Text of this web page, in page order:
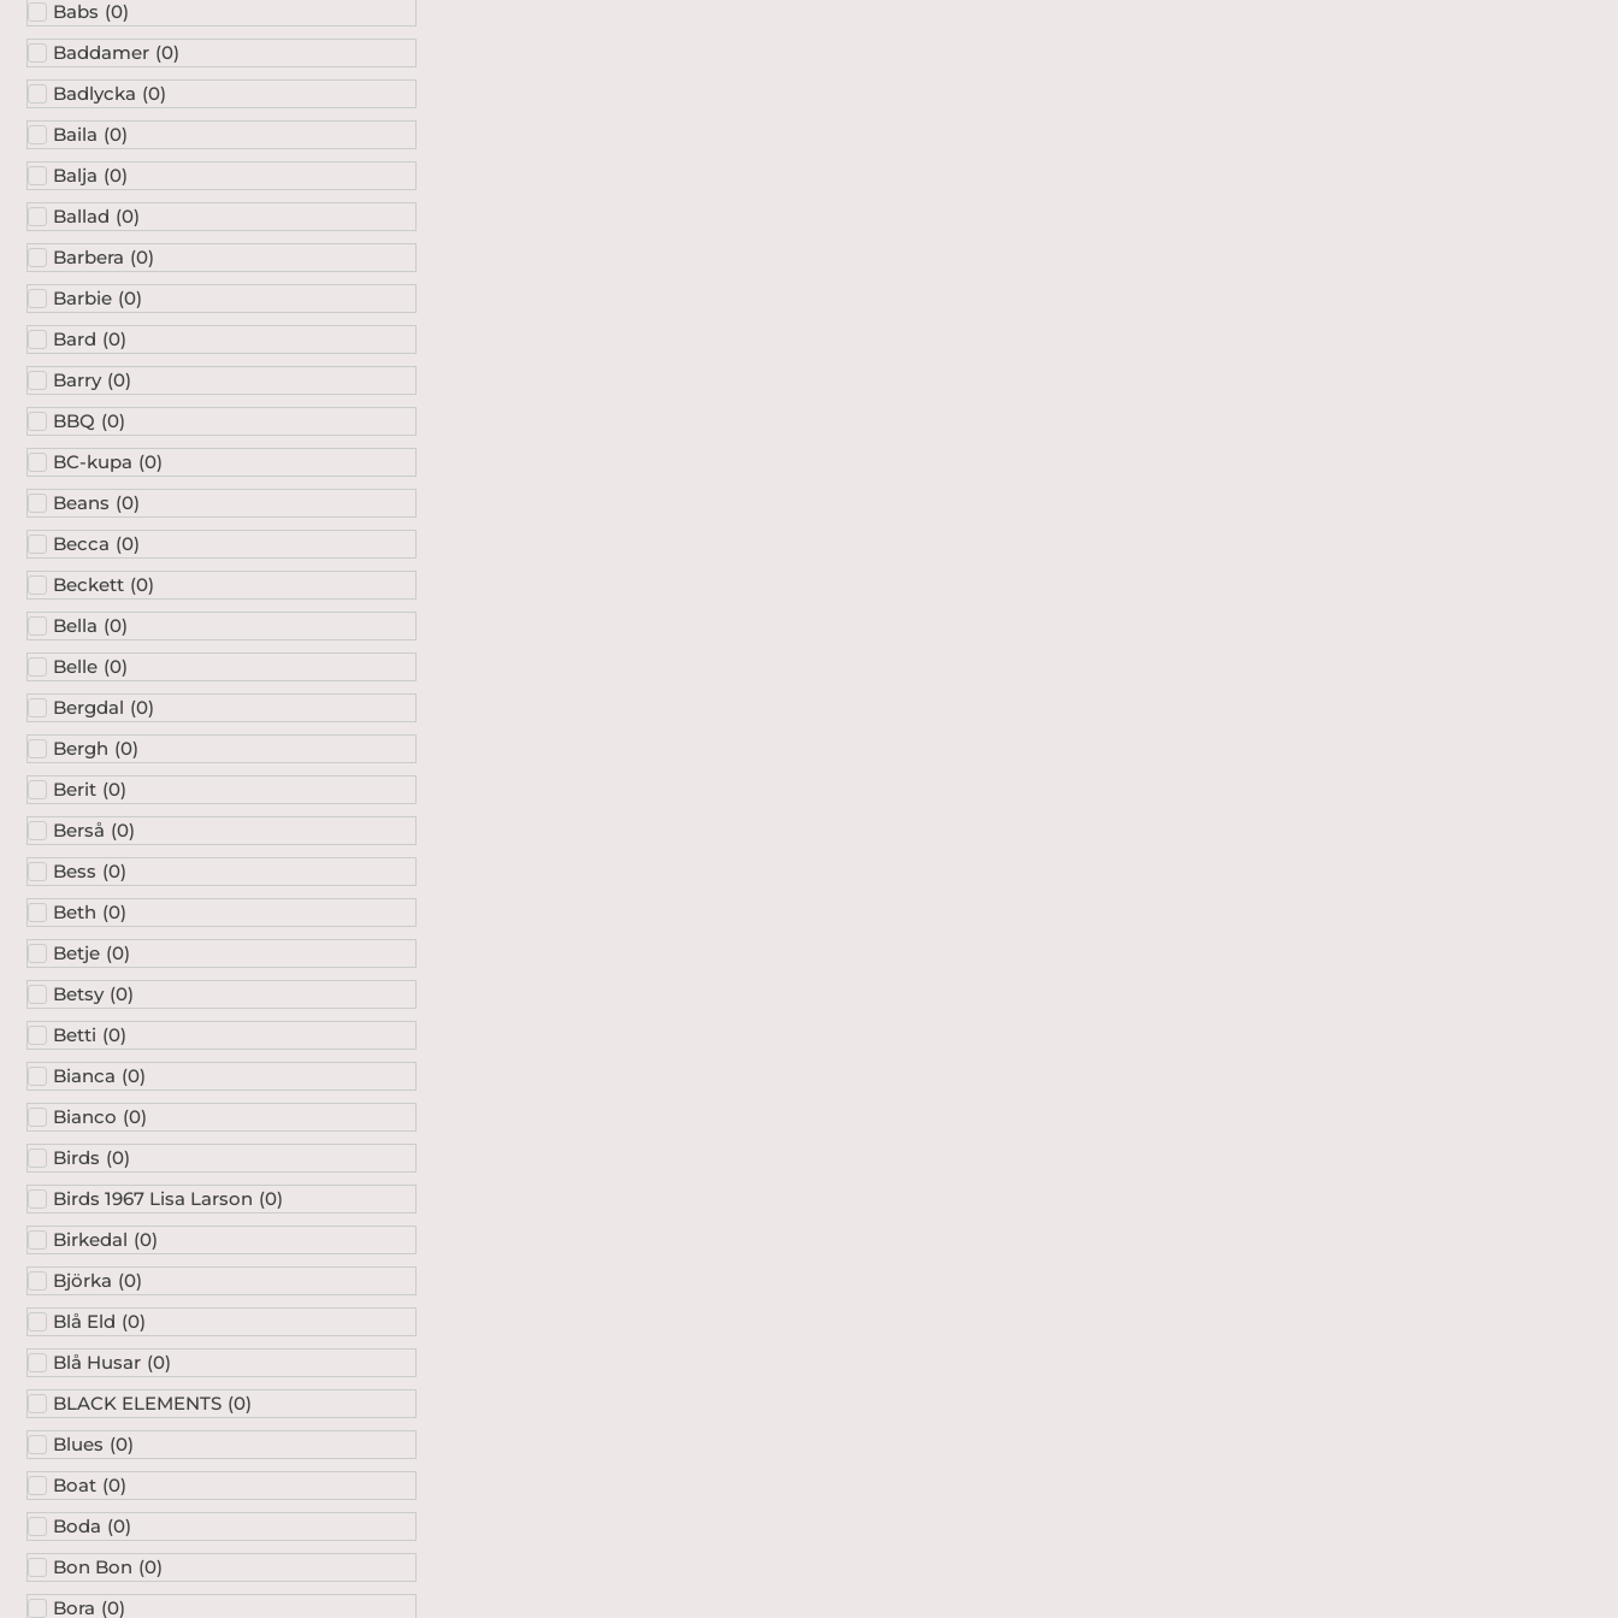
Babs (0)
Baddamer (0)
Badlycka (0)
Baila (0)
Balja (0)
Ballad (0)
Barbera (0)
Barbie (0)
Bard (0)
Barry (0)
BBQ (0)
BC-kupa (0)
Beans (0)
Becca (0)
Beckett (0)
Bella (0)
Belle (0)
Bergdal (0)
Bergh (0)
Berit (0)
Berså (0)
Bess (0)
Beth (0)
Betje (0)
Betsy (0)
Betti (0)
Bianca (0)
Bianco (0)
Birds (0)
Birds 1967 Lisa Larson (0)
Birkedal (0)
Björka (0)
Blå Eld (0)
Blå Husar (0)
BLACK ELEMENTS (0)
Blues (0)
Boat (0)
Boda (0)
Bon Bon (0)
Bora (0)